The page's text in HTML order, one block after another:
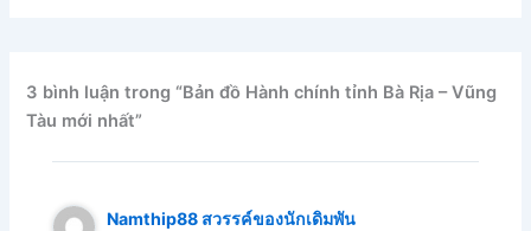
3 bình luận trong “Bản đồ Hành chính tỉnh Bà Rịa – Vũng
Tàu mới nhất”
Namthip88 สวรรค์ของนักเดิมพัน